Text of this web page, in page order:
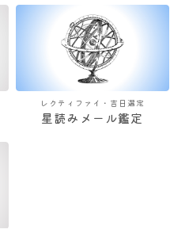
レクティファイ・吉日選定
星読みメール鑑定